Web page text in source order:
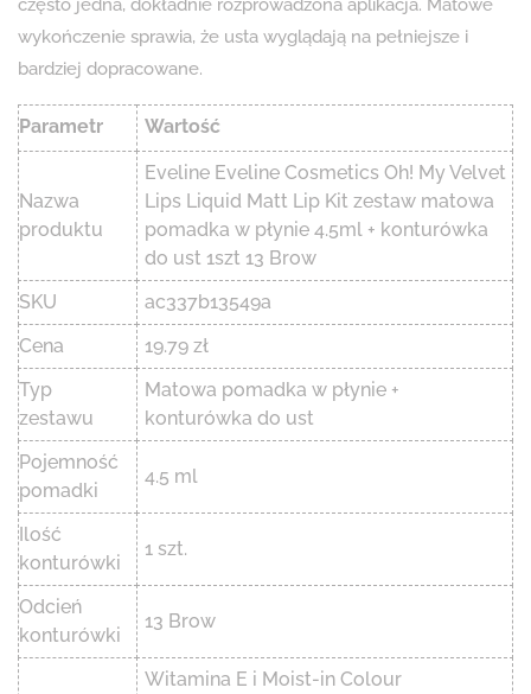
wykończenie sprawia, że usta wyglądają na pełniejsze i
bardziej dopracowane.
Parametr Wartość
Nazwa
produktu
Eveline Eveline Cosmetics Oh! My Velvet
Lips Liquid Matt Lip Kit zestaw matowa
pomadka w płynie 4.5ml + konturówka
do ust 1szt 13 Brow
SKU
ac337b13549a
Cena
19.79 zł
Typ
zestawu
Matowa pomadka w płynie +
konturówka do ust
Pojemność
pomadki
4.5 ml
Ilość
konturówki
1 szt.
Odcień
konturówki
13 Brow
Witamina E i Moist-in Colour